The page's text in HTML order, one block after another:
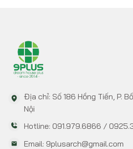
Địa chỉ: Số 186 Hồng Tiến, P.
Nội
Hotline: 091.979.6866 /
Email: 9plusarch@gmail.com